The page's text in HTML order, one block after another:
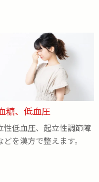
糖、低血圧
性低血圧、起立性調節障
どを漢方で整えます。